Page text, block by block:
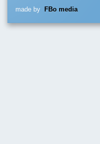
made by
FBo media